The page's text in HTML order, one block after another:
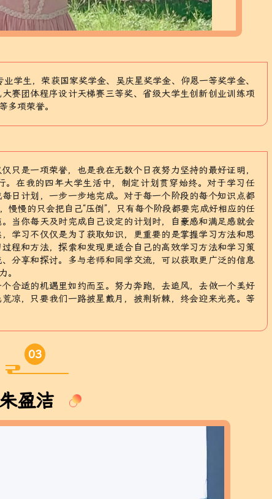
学生，荣获国家奖学金、吴庆星奖学金、仰恩一等奖学金、
赛团体程序设计天梯赛三等奖、省级大学生创新创业训练项
多项荣誉。
只是一项荣誉，也是我在无数个日夜努力坚持的最好证明，
。在我的四年大学生活中，制定计划贯穿始终。对于学习任
日计划，一步一步地完成。对于每一个阶段的每个知识点都
慢慢的只会把自己“压倒”，只有每个阶段都要完成好相应的任
当你每天及时完成自己设定的计划时，自豪感和满足感就会
学习不仅仅是为了获取知识，更重要的是掌握学习方法和思
程和方法，探索和发现更适合自己的高效学习方法和学习策
分享和探讨。多与老师和同学交流，可以获取更广泛的信息
。
合适的机遇里如约而至。努力奔跑，去追风，去做一个美好
凉，只要我们一路披星戴月，披荆斩棘，终会迎来光亮。等
03
朱盈洁